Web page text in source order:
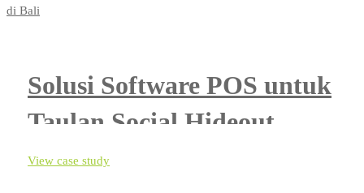
Solusi Software POS untuk
Taulan Social Hideout,
Restaurant Hits di Bali
View case study